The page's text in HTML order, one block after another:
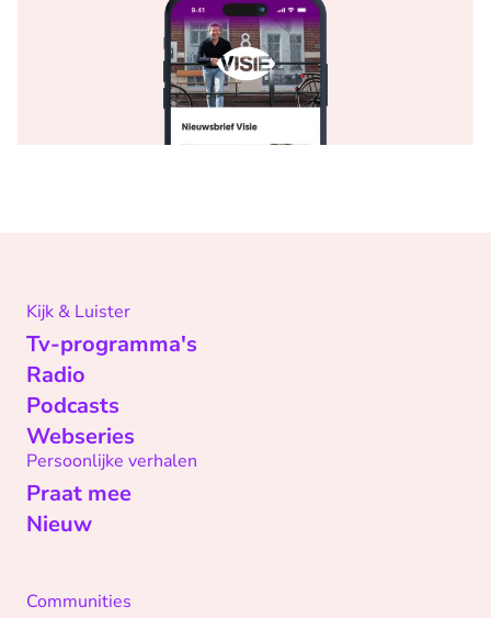
Kijk & Luister
Tv-programma's
Radio
Podcasts
Webseries
Persoonlijke verhalen
Praat mee
Nieuw
Communities